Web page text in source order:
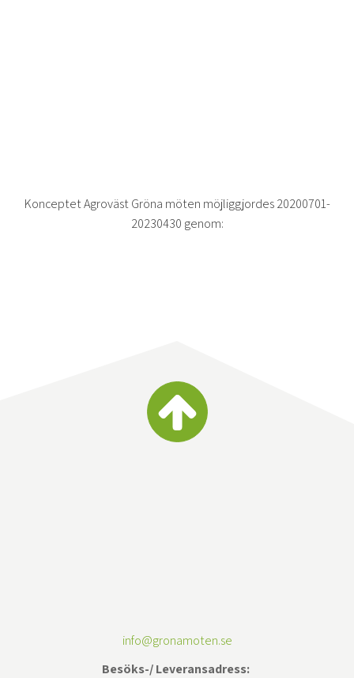
Konceptet Agroväst Gröna möten möjliggjordes 20200701-
20230430 genom:
info@gronamoten.se
Besöks-/ Leveransadress: